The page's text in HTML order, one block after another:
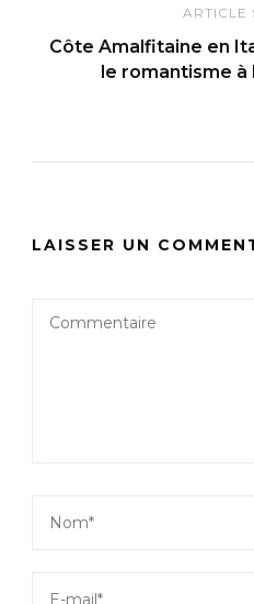
ARTICLE
Côte Amalfitaine en
le romantisme à
LAISSER UN